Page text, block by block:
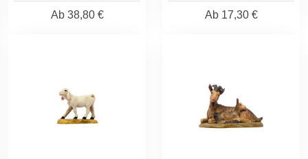
Ab38,80 €
Ab17,30 €